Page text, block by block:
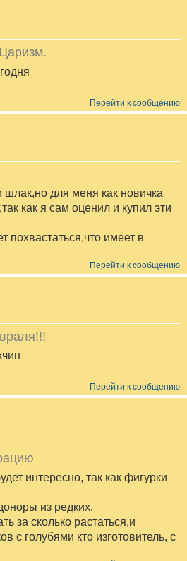
Перейти к сообщению
шлак,но для меня как новичка
как я сам оценил и купил эти
имеет в
Перейти к сообщению
Перейти к сообщению
интересно, так как фигурки
из редких.
за сколько растаться,и
с голубями кто изготовитель, с